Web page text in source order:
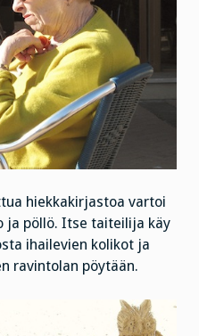
hiekkakirjastoa vartoi
ja pöllö. Itse taiteilija käy
ihailevien kolikot ja
ravintolan pöytään.